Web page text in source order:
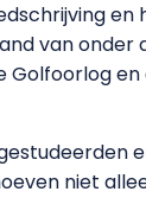
en
van onder
Golfoorlog
niet